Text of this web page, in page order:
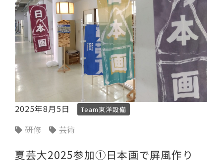
2025年8月5日 Team東洋設備
研修 芸術
夏芸大2025参加➀日本画で屏風作り